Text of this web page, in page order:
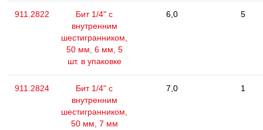
911.2822
Бит 1/4" с
внутренним
шестигранником,
50 мм, 6 мм, 5
шт. в упаковке
6,0 5
911.2824
Бит 1/4" с
внутренним
шестигранником,
50 мм, 7 мм
7,0 1